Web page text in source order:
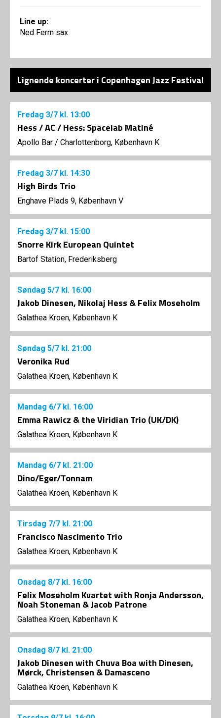
Line up:
Ned Ferm sax
Lignende koncerter i Copenhagen Jazz Festival
Fredag 3/7 kl. 13:00
Hess / AC / Hess: Spacelab Matiné
Apollo Bar / Charlottenborg, København K
Fredag 3/7 kl. 14:30
High Birds Trio
Enghave Plads 9, København V
Fredag 3/7 kl. 15:00
Snorre Kirk European Quintet
Bartof Station, Frederiksberg
Søndag 5/7 kl. 16:00
Jakob Dinesen, Nikolaj Hess & Felix Moseholm
Galathea Kroen, København K
Søndag 5/7 kl. 21:00
Veronika Rud
Galathea Kroen, København K
Mandag 6/7 kl. 16:00
Emma Rawicz & the Viridian Trio (UK/DK)
Galathea Kroen, København K
Mandag 6/7 kl. 21:00
Dino/Eger/Tonnam
Galathea Kroen, København K
Tirsdag 7/7 kl. 21:00
Francisco Nascimento Trio
Galathea Kroen, København K
Onsdag 8/7 kl. 16:00
Felix Moseholm Kvartet with Ronja Andersson,
Noah Stoneman & Jacob Patrone
Galathea Kroen, København K
Onsdag 8/7 kl. 21:00
Jakob Dinesen with Chuva Boa with Dinesen,
Mørck, Christensen & Damasceno
Galathea Kroen, København K